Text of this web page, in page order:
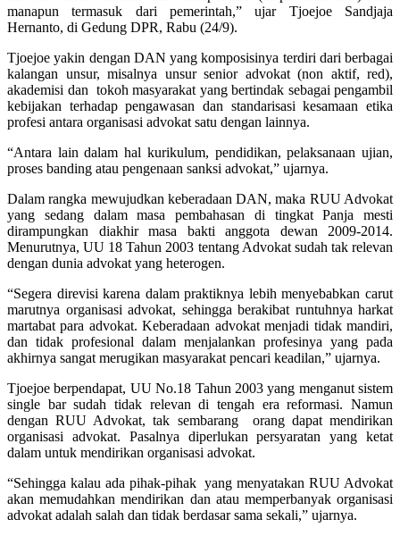
manapun termasuk dari pemerintah,” ujar Tjoejoe Sandjaja
Hernanto, di Gedung DPR, Rabu (24/9).
Tjoejoe yakin dengan DAN yang komposisinya terdiri dari berbagai
kalangan unsur, misalnya unsur senior advokat (non aktif, red),
akademisi dan tokoh masyarakat yang bertindak sebagai pengambil
kebijakan terhadap pengawasan dan standarisasi kesamaan etika
profesi antara organisasi advokat satu dengan lainnya.
“Antara lain dalam hal kurikulum, pendidikan, pelaksanaan ujian,
proses banding atau pengenaan sanksi advokat,” ujarnya.
Dalam rangka mewujudkan keberadaan DAN, maka RUU Advokat
yang sedang dalam masa pembahasan di tingkat Panja mesti
dirampungkan diakhir masa bakti anggota dewan 2009-2014.
Menurutnya, UU 18 Tahun 2003 tentang Advokat sudah tak relevan
dengan dunia advokat yang heterogen.
“Segera direvisi karena dalam praktiknya lebih menyebabkan carut
marutnya organisasi advokat, sehingga berakibat runtuhnya harkat
martabat para advokat. Keberadaan advokat menjadi tidak mandiri,
dan tidak profesional dalam menjalankan profesinya yang pada
akhirnya sangat merugikan masyarakat pencari keadilan,” ujarnya.
Tjoejoe berpendapat, UU No.18 Tahun 2003 yang menganut sistem
single bar sudah tidak relevan di tengah era reformasi. Namun
dengan RUU Advokat, tak sembarang orang dapat mendirikan
organisasi advokat. Pasalnya diperlukan persyaratan yang ketat
dalam untuk mendirikan organisasi advokat.
“Sehingga kalau ada pihak-pihak yang menyatakan RUU Advokat
akan memudahkan mendirikan dan atau memperbanyak organisasi
advokat adalah salah dan tidak berdasar sama sekali,” ujarnya.